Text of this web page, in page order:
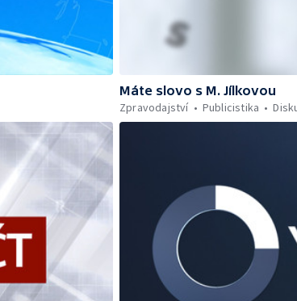
Máte slovo s M. Jílkovou
Zpravodajství
Publicistika